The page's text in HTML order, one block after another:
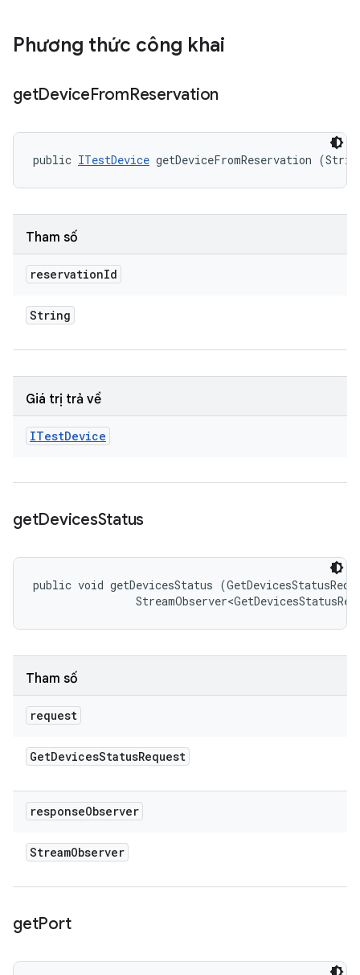
Phương thức công khai
getDeviceFromReservation
public ITestDevice getDeviceFromReservation
Tham số
reservationId
String
Giá trị trả về
ITestDevice
getDevicesStatus
public void getDevicesStatus
Tham số
request
GetDevicesStatusRequest
responseObserver
StreamObserver
getPort